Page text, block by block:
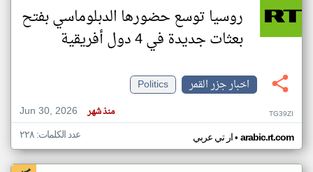
روسيا توسع حضورها الدبلوماسي بفتح
بعثات جديدة في 4 دول أفريقية
اخبار جزر القمر
Politics
Jun 30, 2026
منذ شهر TG39ZI
ار تي عربي• arabic.rt.com عدد الكلمات: ٢٢٨